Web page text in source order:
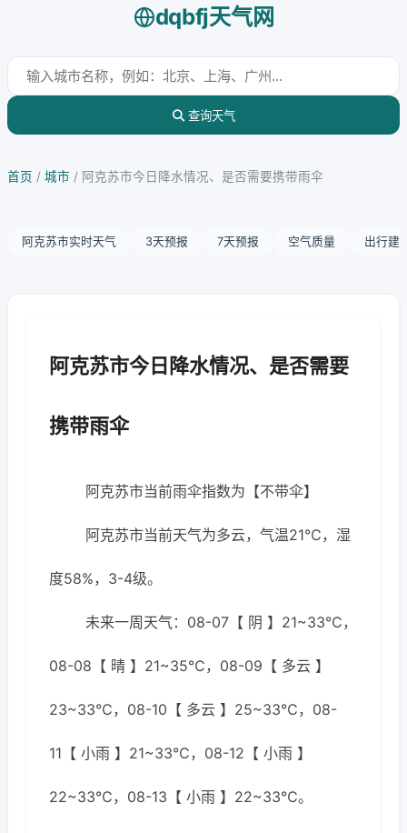
dqbfj天气网
查询天气
首页 / 城市 / 阿克苏市今日降水情况、是否需要携带雨伞
阿克苏市实时天气 3天预报 7天预报 空气质量 出行建
阿克苏市今日降水情况、是否需要
携带雨伞
阿克苏市当前雨伞指数为【不带伞】
阿克苏市当前天气为多云，气温21℃，湿
度58%，3-4级。
未来一周天气：08-07【 阴 】21~33℃，
08-08【 晴 】21~35℃，08-09【 多云 】
23~33℃，08-10【 多云 】25~33℃，08-
11【 小雨 】21~33℃，08-12【 小雨 】
22~33℃，08-13【 小雨 】22~33℃。